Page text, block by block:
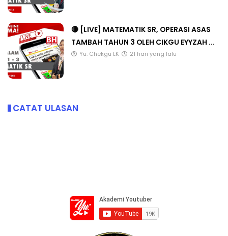
🔴 [LIVE] MATEMATIK SR, OPERASI ASAS
TAMBAH TAHUN 3 OLEH CIKGU EYYZAH ...
Yu. Chekgu LK 21 hari yang lalu
CATAT ULASAN